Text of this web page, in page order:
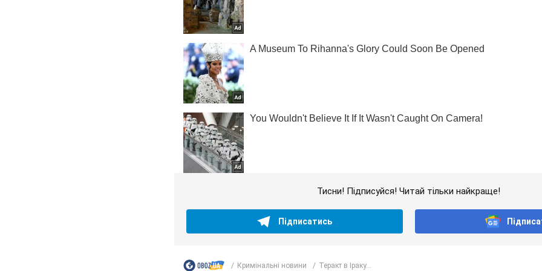
Тисни! Підписуйся! Читай тільки найкраще!
Підписатись
Кримінальні новини Теракт в Іраку...